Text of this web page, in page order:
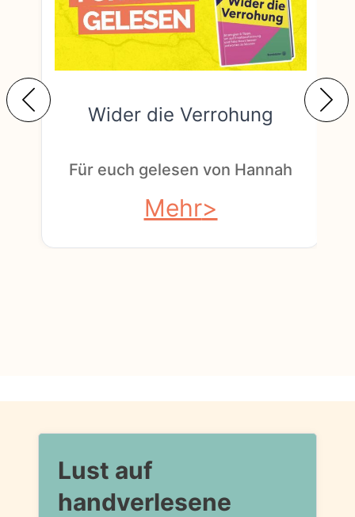
Wider die Verrohung
Für euch gelesen von Hannah
Mehr
Lust auf
handverlesene